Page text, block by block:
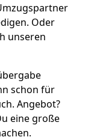
Oder
unseren
schon für
Angebot?
eine große